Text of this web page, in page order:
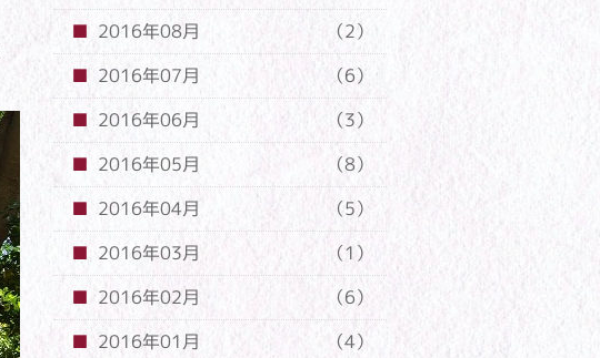
2016年08月
（2）
2016年07月
（6）
2016年06月
（3）
2016年05月
（8）
2016年04月
（5）
2016年03月
（1）
2016年02月
（6）
2016年01月
（4）